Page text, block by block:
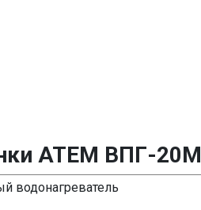
АТЕМ ВПГ-20М
водонагреватель